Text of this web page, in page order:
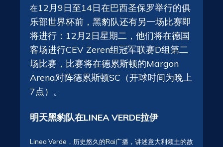
在12月9日至14日在巴西圣保罗举行的俱
乐部世界杯前，黑豹队还有另一场比赛即
将进行：12月2日星期二，他们将在德国
客场进行CEV Zeren组冠军联赛D组第二
场比赛，比赛将在德累斯顿的Margon
Arena对阵德累斯顿SC（开球时间为晚上
7点）。
明天黑豹队在LINEA VERDE拉伊
Linea Verde，历史悠久的Rai广播，讲述意大利领土的故